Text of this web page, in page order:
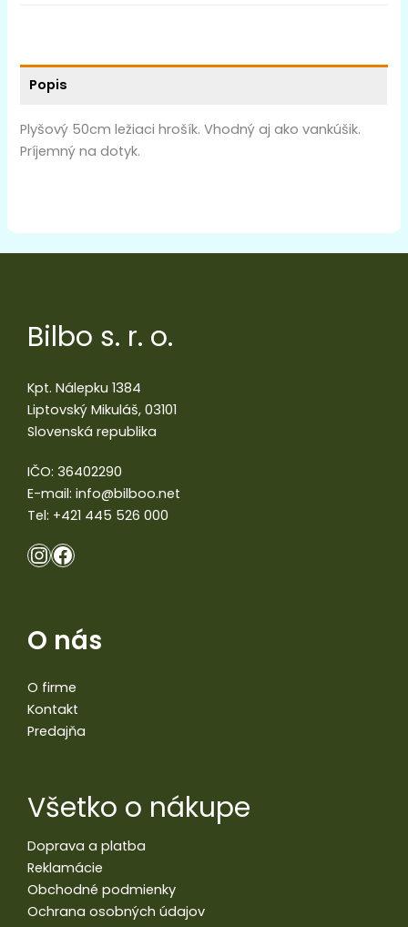
Popis
Plyšový 50cm ležiaci hrošík. Vhodný aj ako vankúšik.
Príjemný na dotyk.
Bilbo s. r. o.
Kpt. Nálepku 1384
Liptovský Mikuláš, 03101
Slovenská republika
IČO: 36402290
E-mail: info@bilboo.net
Tel: +421 445 526 000
O nás
O firme
Kontakt
Predajňa
Všetko o nákupe
Doprava a platba
Reklamácie
Obchodné podmienky
Ochrana osobných údajov